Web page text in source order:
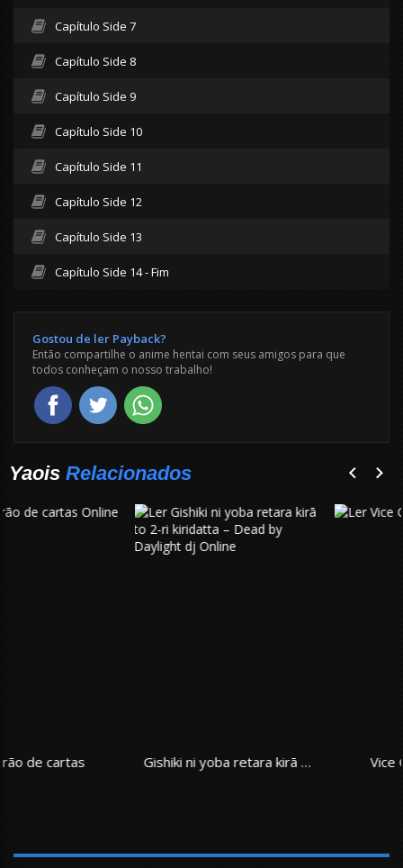
Capítulo Side 7
Capítulo Side 8
Capítulo Side 9
Capítulo Side 10
Capítulo Side 11
Capítulo Side 12
Capítulo Side 13
Capítulo Side 14 - Fim
Gostou de ler Payback?
Então compartilhe o anime hentai com seus amigos para que
todos conheçam o nosso trabalho!
Yaois Relacionados
Gishiki ni yoba retara kirā to 2-ri kiridatta – Dead by Daylight dj Vice Captains Duty